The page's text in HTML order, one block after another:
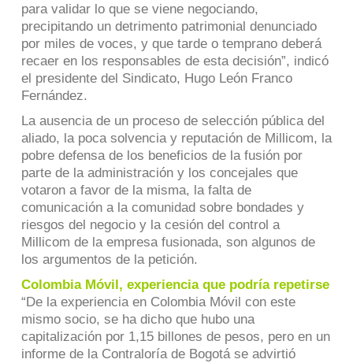
para validar lo que se viene negociando,
precipitando un detrimento patrimonial denunciado
por miles de voces, y que tarde o temprano deberá
recaer en los responsables de esta decisión”, indicó
el presidente del Sindicato, Hugo León Franco
Fernández.
La ausencia de un proceso de selección pública del
aliado, la poca solvencia y reputación de Millicom, la
pobre defensa de los beneficios de la fusión por
parte de la administración y los concejales que
votaron a favor de la misma, la falta de
comunicación a la comunidad sobre bondades y
riesgos del negocio y la cesión del control a
Millicom de la empresa fusionada, son algunos de
los argumentos de la petición.
Colombia Móvil, experiencia que podría repetirse
“De la experiencia en Colombia Móvil con este
mismo socio, se ha dicho que hubo una
capitalización por 1,15 billones de pesos, pero en un
informe de la Contraloría de Bogotá se advirtió